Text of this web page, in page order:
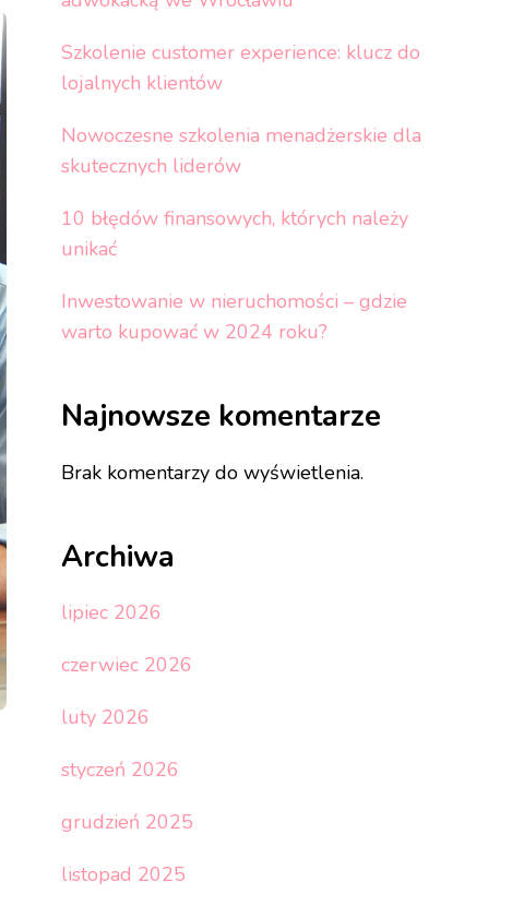
Szkolenie customer experience: klucz do
lojalnych klientów
Nowoczesne szkolenia menadżerskie dla
skutecznych liderów
10 błędów finansowych, których należy
unikać
Inwestowanie w nieruchomości – gdzie
warto kupować w 2024 roku?
Najnowsze komentarze
Brak komentarzy do wyświetlenia.
Archiwa
lipiec 2026
czerwiec 2026
luty 2026
styczeń 2026
grudzień 2025
listopad 2025